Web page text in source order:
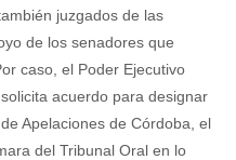
juzgados de las
de los senadores que
caso, el Poder Ejecutivo
acuerdo para designar
Apelaciones de Córdoba, el
del Tribunal Oral en lo